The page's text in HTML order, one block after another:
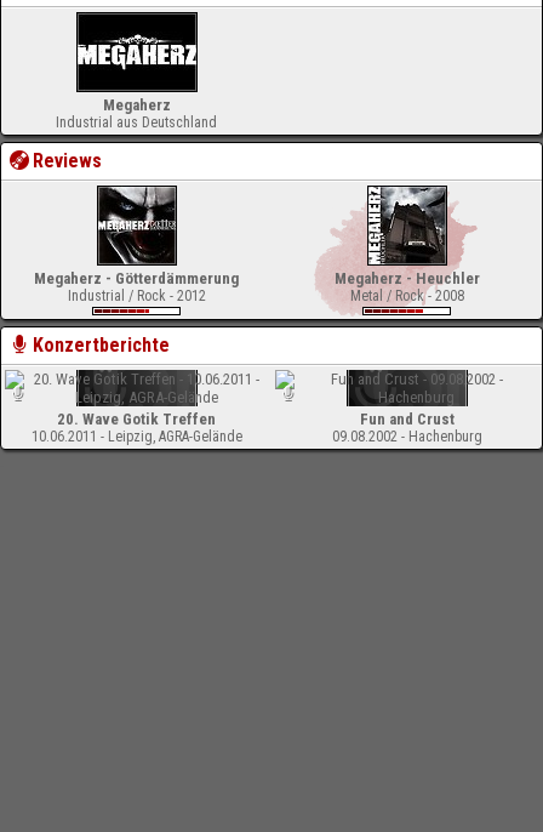
Megaherz
Industrial aus Deutschland
Reviews
Megaherz - Götterdämmerung
Industrial / Rock - 2012
Megaherz - Heuchler
Metal / Rock - 2008
Konzertberichte
20. Wave Gotik Treffen
10.06.2011 - Leipzig, AGRA-Gelände
Fun and Crust
09.08.2002 - Hachenburg